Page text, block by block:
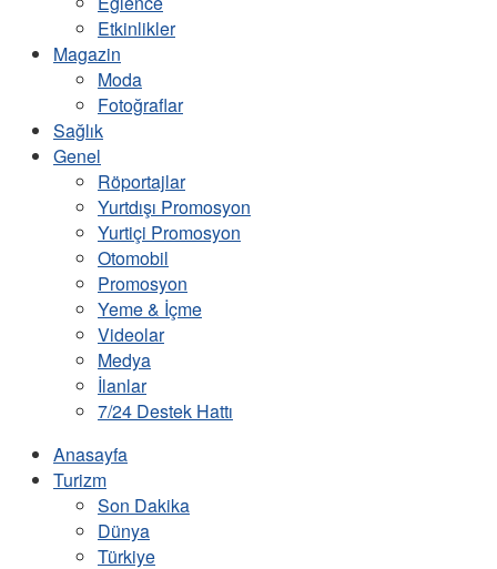
Etkinlikler
Magazin
Moda
Fotoğraflar
Sağlık
Genel
Röportajlar
Yurtdışı Promosyon
Yurtiçi Promosyon
Otomobil
Promosyon
Yeme & İçme
Videolar
Medya
İlanlar
7/24 Destek Hattı
Anasayfa
Turizm
Son Dakika
Dünya
Türkiye